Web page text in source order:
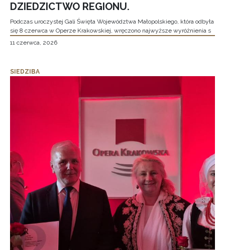
DZIEDZICTWO REGIONU.
Podczas uroczystej Gali Święta Województwa Małopolskiego, która odbyła
się 8 czerwca w Operze Krakowskiej, wręczono najwyższe wyróżnienia s
11 czerwca, 2026
SIEDZIBA